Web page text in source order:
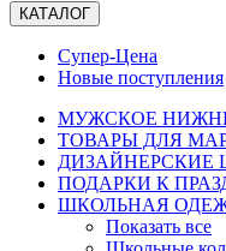
КАТАЛОГ
Супер-Цена
Новые поступления
МУЖСКОЕ
ТОВАРЫ ДЛЯ
ДИЗАЙНЕРСКИЕ
ПОДАРКИ К
ШКОЛЬНАЯ
Показать все